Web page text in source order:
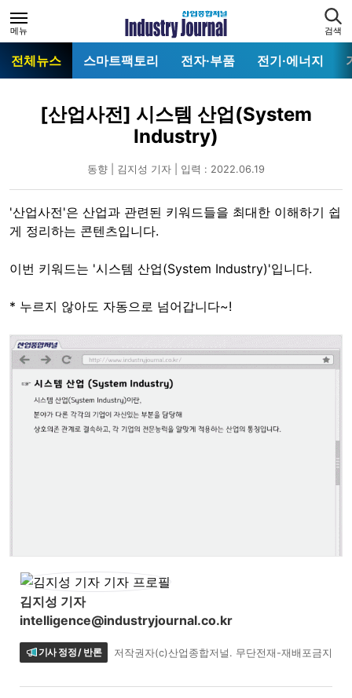
메뉴 검색
전체뉴스 스마트팩토리 전자·부품 전기·에너지
[산업사전] 시스템 산업(System
Industry)
동향 | 김지성 기자 | 입력 : 2022.06.19
'산업사전'은 산업과 관련된 키워드들을 최대한 이해하기 쉽
게 정리하는 콘텐츠입니다.
이번 키워드는 '시스템 산업(System Industry)'입니다.
* 누르지 않아도 자동으로 넘어갑니다~!
김지성 기자
intelligence@industryjournal.co.kr
기사 정정 / 반론 저작권자(c)산업종합저널. 무단전재-재배포금지